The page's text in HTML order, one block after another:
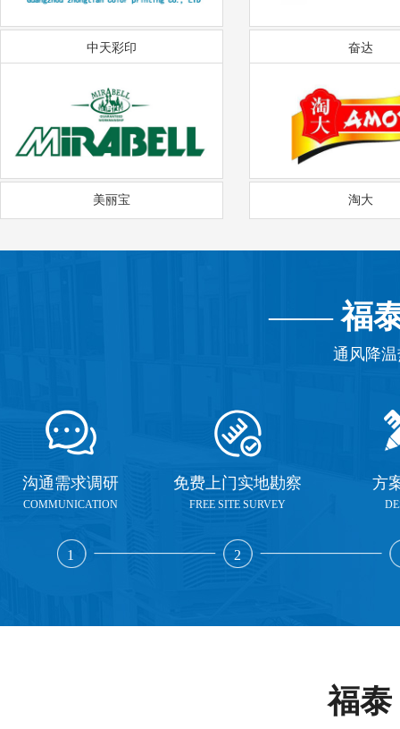
中天彩印 奋达
美丽宝 淘大
——福
通风降
沟通需求调研
COMMUNICATION
1
免费上门实地勘察
FREE SITE SURVEY
2
方
福泰